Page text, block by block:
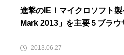
進撃のIE！マイクロソフト
Mark 2013」を主要５ブラウ
2013.06.27